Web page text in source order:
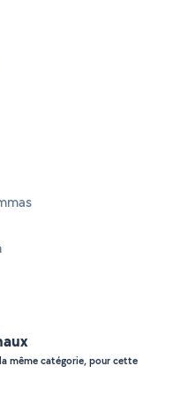
même catégorie, pour cette